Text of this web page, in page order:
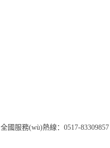
全國服務(wù)熱線：0517-83309857